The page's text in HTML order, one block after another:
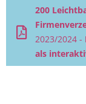
200
2023/2024 -
als